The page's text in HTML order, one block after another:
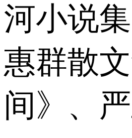
河小说
惠群散
间》、